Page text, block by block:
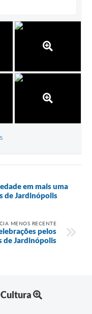
em mais uma
de Jardinópolis
MENOS RECENTE
pelos
de Jardinópolis
Cultura